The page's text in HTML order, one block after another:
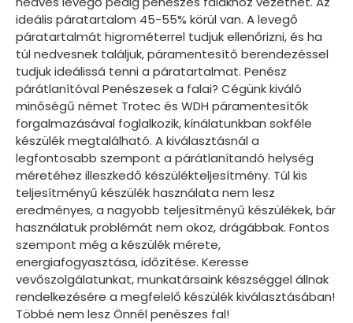
ideális páratartalom 45-55% körül van. A levegő
páratartalmát higrométerrel tudjuk ellenőrizni, és ha
túl nedvesnek találjuk, páramentesítő berendezéssel
tudjuk ideálissá tenni a páratartalmat. Penész
párátlanítóval Penészesek a falai? Cégünk kiváló
minőségű német Trotec és WDH páramentesítők
forgalmazásával foglalkozik, kínálatunkban sokféle
készülék megtalálható. A kiválasztásnál a
legfontosabb szempont a párátlanítandó helység
méretéhez illeszkedő készülékteljesítmény. Túl kis
teljesítményű készülék használata nem lesz
eredményes, a nagyobb teljesítményű készülékek, bár
használatuk problémát nem okoz, drágábbak. Fontos
szempont még a készülék mérete,
energiafogyasztása, időzítése. Keresse
vevőszolgálatunkat, munkatársaink készséggel állnak
rendelkezésére a megfelelő készülék kiválasztásában!
Többé nem lesz Önnél penészes fal!